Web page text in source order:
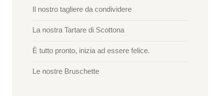
Il nostro tagliere da condividere
La nostra Tartare di Scottona
È tutto pronto, inizia ad essere felice.
Le nostre Bruschette